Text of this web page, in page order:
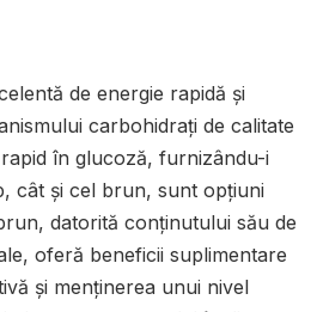
de energie rapidă și
carbohidrați de calitate
în glucoză, furnizându-i
cât și cel brun, sunt opțiuni
datorită conținutului său de
oferă beneficii suplimentare
și menținerea unui nivel